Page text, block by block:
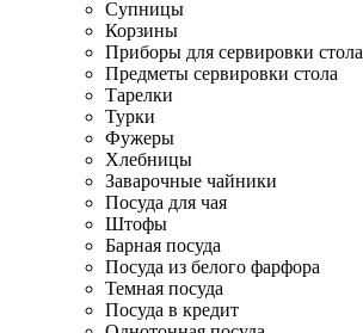
Супницы
Корзины
Приборы для сервировки стола
Предметы сервировки стола
Тарелки
Турки
Фужеры
Хлебницы
Заварочные чайники
Посуда для чая
Штофы
Барная посуда
Посуда из белого фарфора
Темная посуда
Посуда в кредит